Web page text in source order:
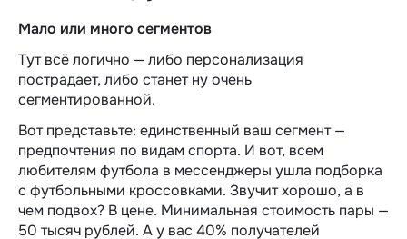
Мало или много сегментов
Тут всё логично — либо персонализация
пострадает, либо станет ну очень
сегментированной.
Вот представьте: единственный ваш сегмент —
предпочтения по видам спорта. И вот, всем
любителям футбола в мессенджеры ушла подборка
с футбольными кроссовками. Звучит хорошо, а в
чем подвох? В цене. Минимальная стоимость пары —
50 тысяч рублей. А у вас 40% получателей